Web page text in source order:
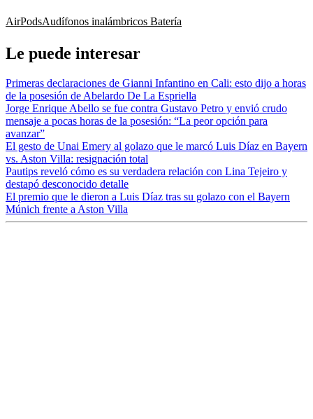
AirPodsAudífonos inalámbricos Batería
Le puede interesar
Primeras declaraciones de Gianni Infantino en Cali: esto dijo a horas
de la posesión de Abelardo De La Espriella
Jorge Enrique Abello se fue contra Gustavo Petro y envió crudo
mensaje a pocas horas de la posesión: “La peor opción para
avanzar”
El gesto de Unai Emery al golazo que le marcó Luis Díaz en Bayern
vs. Aston Villa: resignación total
Pautips reveló cómo es su verdadera relación con Lina Tejeiro y
destapó desconocido detalle
El premio que le dieron a Luis Díaz tras su golazo con el Bayern
Múnich frente a Aston Villa